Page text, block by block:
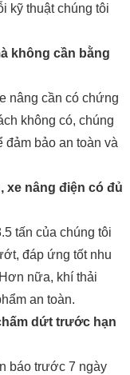
kỹ thuật chúng tôi
không cần bằng
nâng cần có chứng
không có, chúng
đảm bảo an toàn và
xe nâng điện có đủ
tấn của chúng tôi
đáp ứng tốt nhu
nữa, khí thải
an toàn.
dứt trước hạn
báo trước 7 ngày